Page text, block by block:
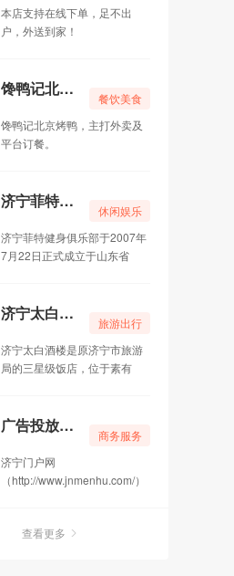
09-03
济宁吃货的聚集地-济宁万达嘉华美食汇自助餐
本店支持在线下单，足不出
户，外送到家！
餐饮美食
馋鸭记北京烤鸭
馋鸭记北京烤鸭，主打外卖及
平台订餐。
休闲娱乐
济宁菲特健身俱乐部
济宁菲特健身俱乐部于2007年
7月22日正式成立于山东省
旅游出行
济宁太白酒楼 旅游局三星级饭店
济宁太白酒楼是原济宁市旅游
局的三星级饭店，位于素有
商务服务
广告投放，找济宁门户网
济宁门户网
（http://www.jnmenhu.com/）
查看更多